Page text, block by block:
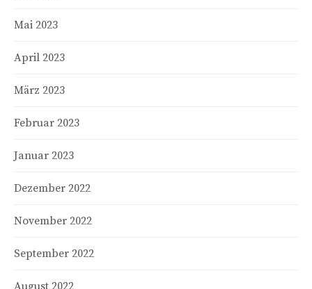
Mai 2023
April 2023
März 2023
Februar 2023
Januar 2023
Dezember 2022
November 2022
September 2022
August 2022